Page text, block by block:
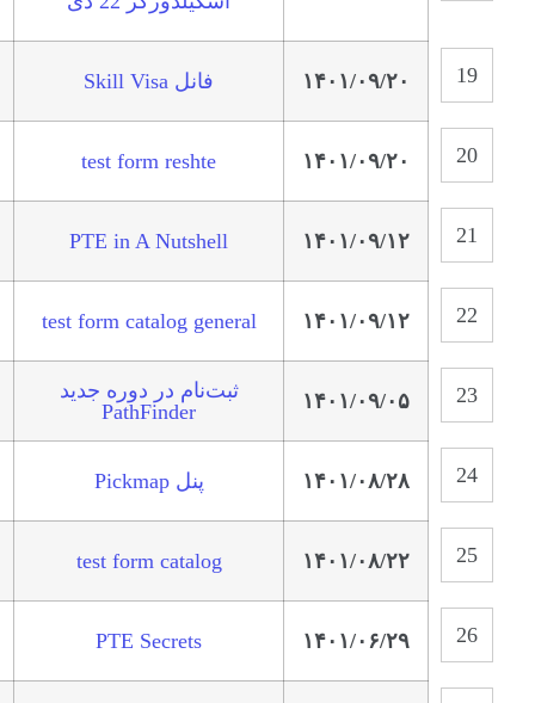
۱۴۰۱/۰۹/۲۰ فانل Skill Visa
۱۴۰۱/۰۹/۲۰ test form reshte
۱۴۰۱/۰۹/۱۲ PTE in A Nutshell
۱۴۰۱/۰۹/۱۲ test form catalog general
۱۴۰۱/۰۹/۰۵
ثبت‌نام در دوره جدید
PathFinder
۱۴۰۱/۰۸/۲۸ پنل Pickmap
۱۴۰۱/۰۸/۲۲ test form catalog
۱۴۰۱/۰۶/۲۹ PTE Secrets